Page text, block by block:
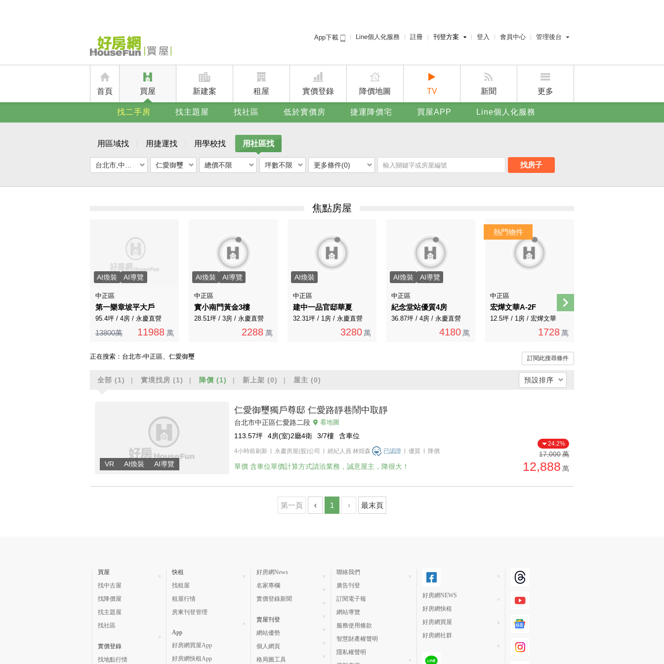
App下載 Line個人化服務 註冊 刊登方案
賣屋刊登
廣告刊登
登入 會員中心 管理後台
屋主管理後台
首頁 買屋 新建案 租屋 實價登錄 降價地圖 TV 新聞 更多
賣屋刊登
找二手房 找主題屋 找社區 低於實價房 捷運降價宅 買屋APP Line個人化服務
用區域找 用捷運找 用學校找 用社區找
仁愛御璽 總價不限 坪數不限 更多條件(0) 找房子
焦點房屋
AI煥裝 AI導覽
中正區
第一樂章坡平大戶
95.4坪 / 4房 / 永慶直營
13800萬 11988 萬
AI煥裝 AI導覽
中正區
實小南門黃金3樓
28.51坪 / 3房 / 永慶直營
2288 萬
AI煥裝
中正區
建中一品官邸華夏
32.31坪 / 1房 / 永慶直營
3280 萬
AI煥裝 AI導覽
中正區
紀念堂站優質4房
36.87坪 / 4房 / 永慶直營
4180 萬
中正區
宏燁文華A-2F
12.5坪 / 1房 / 宏燁文華
1728 萬
正在搜索： 台北市-中正區、仁愛御璽 訂閱此搜尋條件
全部 (1) 實境找房 (1) 降價 (1) 新上架 (0) 屋主 (0) 預設排序
單價高 → 低
降價幅度高 → 低
仁愛御璽獨戶尊邸 仁愛路靜巷鬧中取靜
台北市中正區仁愛路二段 看地圖
113.57坪 4房(室)2廳4衛 3/7樓 含車位
4小時前刷新 永慶房屋(股)公司 經紀人員 林煌森 已認證 優質 降價
單價 含車位單價計算方式請洽業務，誠意屋主，降很大！
24.2%
17,000萬
12,888 萬
第一頁 ‹ 1 › 最末頁
買屋
找中古屋
找降價屋
找主題屋
找社區
實價登錄
找地點行情
快租
找租屋
租屋行情
房東刊登管理
App
好房網買屋App
好房網快租App
好房網News
名家專欄
實價登錄新聞
賣屋刊登
網站優勢
個人網頁
格局圖工具
聯絡我們
廣告刊登
訂閱電子報
網站導覽
服務使用條款
智慧財產權聲明
隱私權聲明
好房網NEWS
好房網快租
好房網買屋
好房網社群